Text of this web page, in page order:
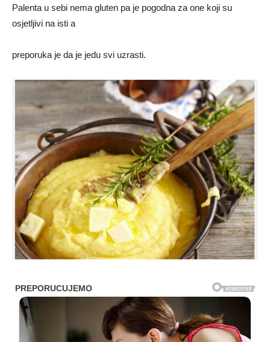
Palenta u sebi nema gluten pa je pogodna za one koji su
osjetljivi na isti a
preporuka je da je jedu svi uzrasti.